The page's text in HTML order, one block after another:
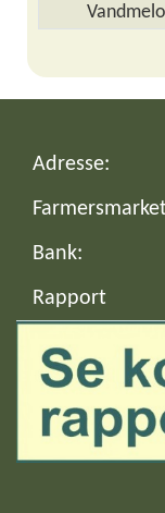
Adresse:
Bank:
Rapport